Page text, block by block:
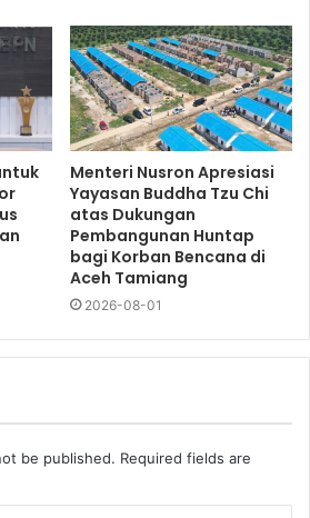
Menteri Nusron Apresiasi
Yayasan Buddha Tzu Chi
atas Dukungan
Pembangunan Huntap
bagi Korban Bencana di
Aceh Tamiang
2026-08-01
be published. Required fields are